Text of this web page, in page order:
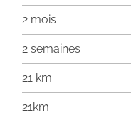
2 mois
2 semaines
21 km
21km